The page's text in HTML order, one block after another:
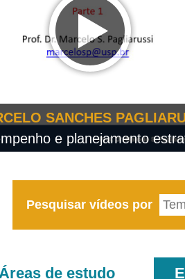
SANCHES
e planejamento
Pesquisar vídeos por
de estudo